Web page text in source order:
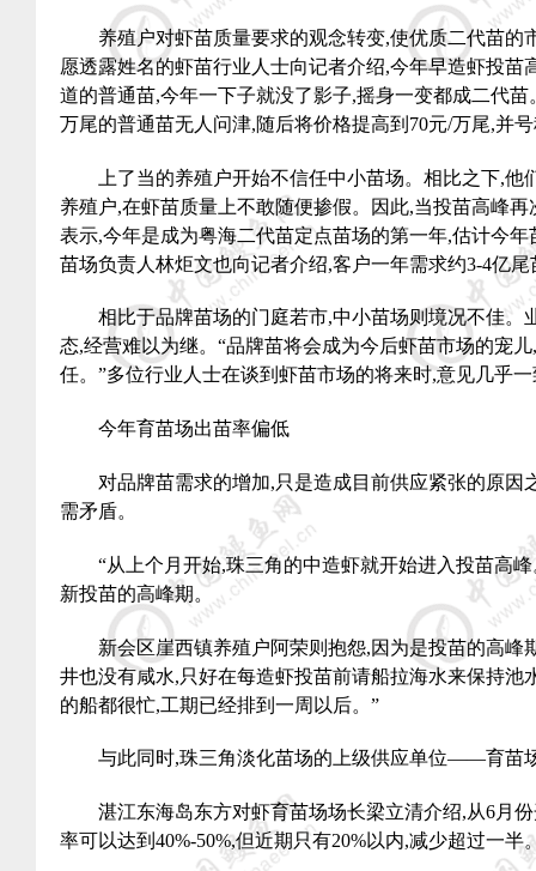
养殖户对虾苗质量要求的观念转变,使优质二代苗的
愿透露姓名的虾苗行业人士向记者介绍,今年早造虾投苗
道的普通苗,今年一下子就没了影子,摇身一变都成二代苗
万尾的普通苗无人问津,随后将价格提高到 70元/万尾,并
上了当的养殖户开始不信任中小苗场。相比之下,他
养殖户,在虾苗质量上不敢随便掺假。因此,当投苗高峰再
表示,今年是成为粤海二代苗定点苗场的第一年,估计今年
苗场负责人林炬文也向记者介绍,客户一年需求约3-4亿尾
相比于品牌苗场的门庭若市,中小苗场则境况不佳。
态,经营难以为继。“品牌苗将会成为今后虾苗市场的宠儿,
任。”多位行业人士在谈到虾苗市场的将来时,意见几乎一
今年育苗场出苗率偏低
对品牌苗需求的增加,只是造成目前供应紧张的原因
需矛盾。
“从上个月开始,珠三角的中造虾就开始进入投苗高
新投苗的高峰期。
新会区崖西镇养殖户阿荣则抱怨,因为是投苗的高峰
井也没有咸水,只好在每造虾投苗前请船拉海水来保持池
的船都很忙,工期已经排到一周以后。”
与此同时,珠三角淡化苗场的上级供应单位——育苗
湛江东海岛东方对虾育苗场场长梁立清介绍,从6月
率可以达到 40%-50%,但近期只有20%以内,减少超过一半